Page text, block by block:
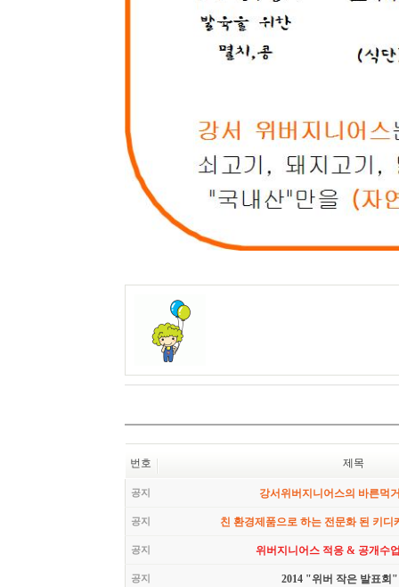
번호 제목
공지 강서위버지니어스의 바른먹
공지 친 환경제품으로 하는 전문화 된 키디
공지 위버지니어스 적응 & 공개수
공지 2014 "위버 작은 발표회"